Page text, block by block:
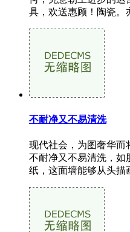
具，欢送惠顾！陶瓷。
不耐净又不易清洗
现代社会，为图奢华而
不耐净又不易清洗，如
纸，这面墙能够从头描